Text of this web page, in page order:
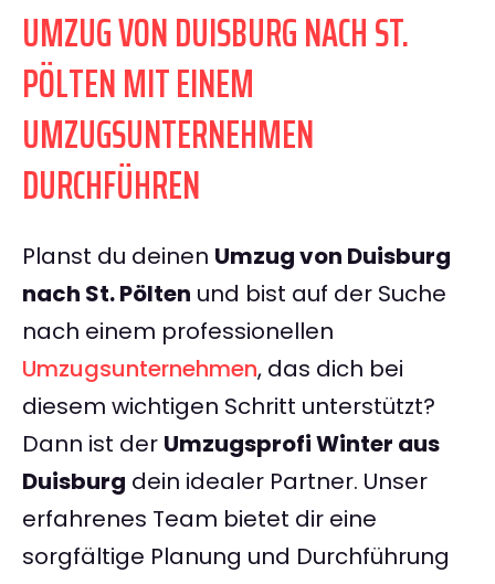
UMZUG VON DUISBURG NACH ST.
PÖLTEN MIT EINEM
UMZUGSUNTERNEHMEN
DURCHFÜHREN
Planst du deinen Umzug von Duisburg
nach St. Pölten und bist auf der Suche
nach einem professionellen
Umzugsunternehmen, das dich bei
diesem wichtigen Schritt unterstützt?
Dann ist der Umzugsprofi Winter aus
Duisburg dein idealer Partner. Unser
erfahrenes Team bietet dir eine
sorgfältige Planung und Durchführung